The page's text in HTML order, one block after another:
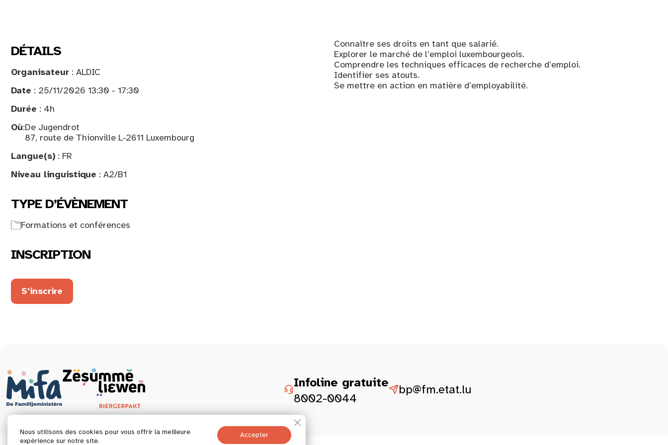
DÉTAILS
Organisateur : ALDIC
Date : 25/11/2026 13:30 - 17:30
Durée : 4h
Où:De Jugendrot
87, route de Thionville L-2611 Luxembourg
Langue(s) : FR
Niveau linguistique : A2/B1
TYPE D’ÉVÈNEMENT
Formations et conférences
INSCRIPTION
S'inscrire
Connaître ses droits en tant que salarié.
Explorer le marché de l’emploi luxembourgeois.
Comprendre les techniques efficaces de recherche d’emploi.
Identifier ses atouts.
Se mettre en action en matière d’employabilité.
Infoline gratuite
8002-0044
bp@fm.etat.lu
Nous utilisons des cookies pour vous offrir la meilleure
expérience sur notre site.
Accepter
Fermer la bannière des cookies GDPR